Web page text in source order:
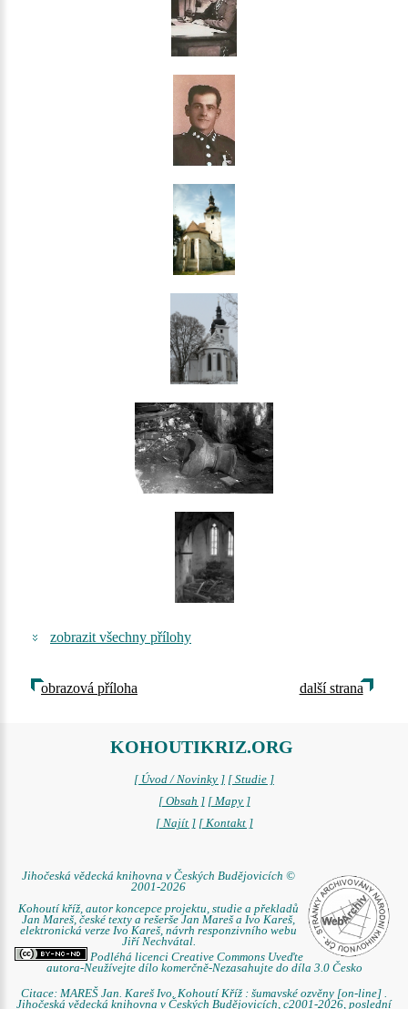
zobrazit všechny přílohy
obrazová příloha další strana
KOHOUTIKRIZ.ORG
[ Úvod / Novinky ] [ Studie ]
[ Obsah ] [ Mapy ]
[ Najít ] [ Kontakt ]
Jihočeská vědecká knihovna v Českých Budějovicích ©
2001-2026
Kohoutí kříž, autor koncepce projektu, studie a překladů
Jan Mareš, české texty a rešerše Jan Mareš a Ivo Kareš,
elektronická verze Ivo Kareš, návrh responzivního webu
Jiří Nechvátal.
Podléhá licenci Creative Commons Uveďte
autora-Neužívejte dílo komerčně-Nezasahujte do díla 3.0 Česko
Citace: MAREŠ Jan. Kareš Ivo. Kohoutí Kříž : šumavské ozvěny [on-line] .
Jihočeská vědecká knihovna v Českých Budějovicích, c2001-2026, poslední